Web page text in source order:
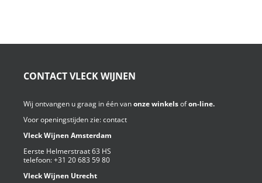
CONTACT VLECK WIJNEN
Wij ontvangen u graag in één vanonze winkelsofon-line.
Voor openingstijden zie:contact
Vleck Wijnen Amsterdam
Eerste Helmerstraat 63 HS
telefoon:+31 20 683 59 80
Vleck Wijnen Utrecht